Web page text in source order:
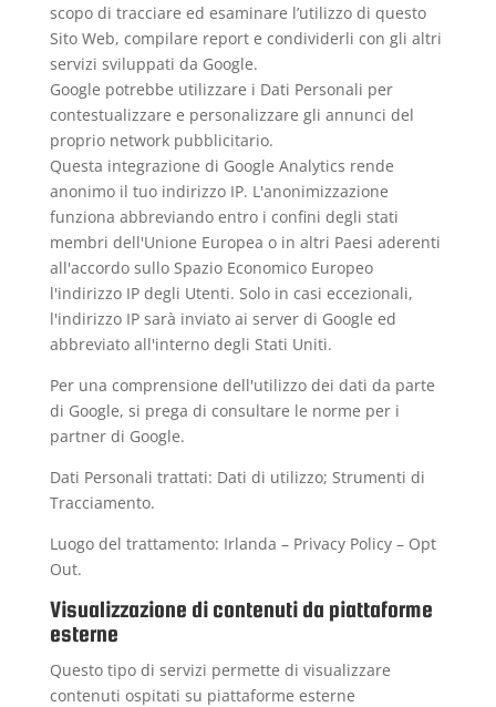
scopo di tracciare ed esaminare l’utilizzo di questo
Sito Web, compilare report e condividerli con gli altri
servizi sviluppati da Google.
Google potrebbe utilizzare i Dati Personali per
contestualizzare e personalizzare gli annunci del
proprio network pubblicitario.
Questa integrazione di Google Analytics rende
anonimo il tuo indirizzo IP. L'anonimizzazione
funziona abbreviando entro i confini degli stati
membri dell'Unione Europea o in altri Paesi aderenti
all'accordo sullo Spazio Economico Europeo
l'indirizzo IP degli Utenti. Solo in casi eccezionali,
l'indirizzo IP sarà inviato ai server di Google ed
abbreviato all'interno degli Stati Uniti.
Per una comprensione dell'utilizzo dei dati da parte
di Google, si prega di consultare le norme per i
partner di Google.
Dati Personali trattati: Dati di utilizzo; Strumenti di
Tracciamento.
Luogo del trattamento: Irlanda – Privacy Policy– Opt
Out.
Visualizzazione di contenuti da piattaforme
esterne
Questo tipo di servizi permette di visualizzare
contenuti ospitati su piattaforme esterne